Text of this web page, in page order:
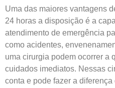
Uma das maiores vantagens
24 horas a disposição é a
atendimento de emergência
como acidentes,
uma cirurgia podem ocorrer a
cuidados imediatos. Nessas
conta e pode fazer a